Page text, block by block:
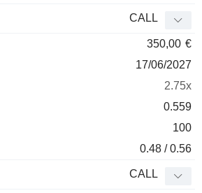
CALL
350,00 €
17/06/2027
2.75x
0.559
100
0.48 / 0.56
CALL